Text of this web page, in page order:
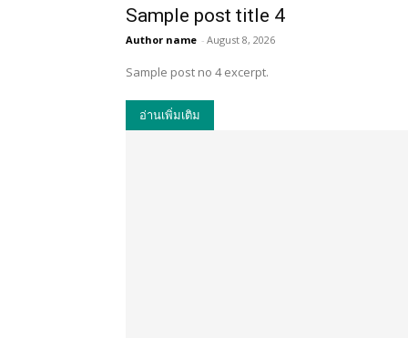
Sample post title 4
Author name - August 8, 2026
Sample post no 4 excerpt.
อ่านเพิ่มเติม